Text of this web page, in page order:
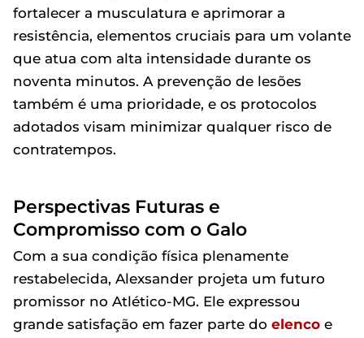
fortalecer a musculatura e aprimorar a
resistência, elementos cruciais para um volante
que atua com alta intensidade durante os
noventa minutos. A prevenção de lesões
também é uma prioridade, e os protocolos
adotados visam minimizar qualquer risco de
contratempos.
Perspectivas Futuras e
Compromisso com o Galo
Com a sua condição física plenamente
restabelecida, Alexsander projeta um futuro
promissor no Atlético-MG. Ele expressou
grande satisfação em fazer parte do elenco e